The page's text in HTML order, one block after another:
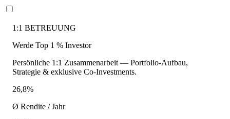
1:1 BETREUUNG
Werde Top 1 % Investor
Persönliche 1:1 Zusammenarbeit — Portfolio-Aufbau,
Strategie & exklusive Co-Investments.
26,8%
Ø Rendite / Jahr